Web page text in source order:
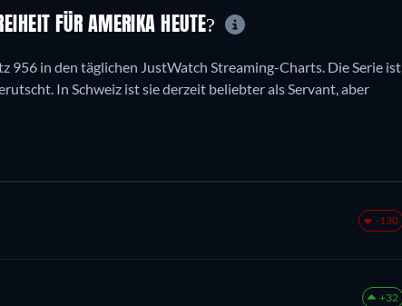
FÜR AMERIKA HEUTE?
956 in den täglichen JustWatch Streaming-Charts. Die Serie ist
In Schweiz ist sie derzeit beliebter als Servant, aber
-130
+32